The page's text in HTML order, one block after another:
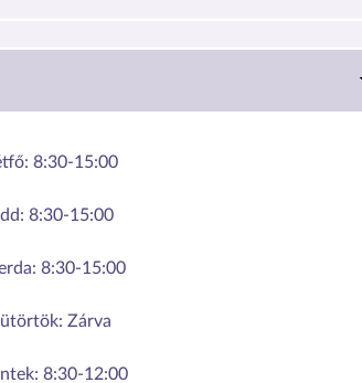
8:30-15:00
8:30-15:00
8:30-15:00
Zárva
8:30-12:00